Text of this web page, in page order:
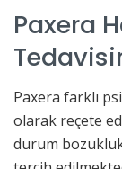
Paxera
Paxera farklı
olarak reçete
durum